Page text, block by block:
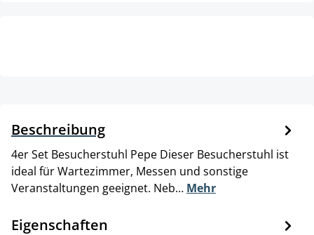
Beschreibung
4er Set Besucherstuhl Pepe Dieser Besucherstuhl ist
ideal für Wartezimmer, Messen und sonstige
Veranstaltungen geeignet. Neb… Mehr
Eigenschaften